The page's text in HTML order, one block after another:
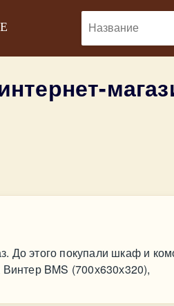
До этого покупали шкаф и
BMS (700х630х320),